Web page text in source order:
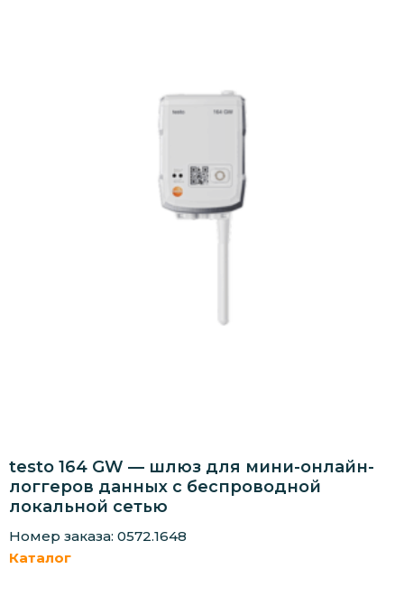
testo 164 GW — шлюз для мини-онлайн-
логгеров данных с беспроводной
локальной сетью
Номер заказа: 0572.1648
Каталог